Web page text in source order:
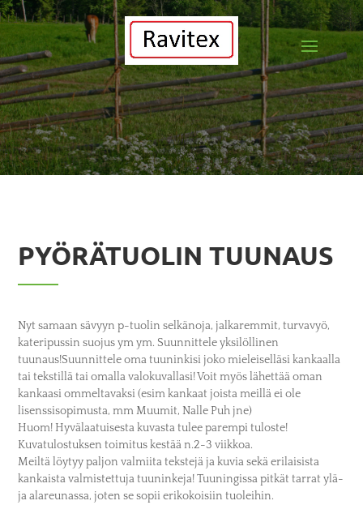
PYÖRÄTUOLIN TUUNAUS
Nyt samaan sävyyn p-tuolin selkänoja, jalkaremmit, turvavyö,
kateripussin suojus ym ym. Suunnittele yksilöllinen
tuunaus!Suunnittele oma tuuninkisi joko mieleiselläsi kankaalla
tai tekstillä tai omalla valokuvallasi! Voit myös lähettää oman
kankaasi ommeltavaksi (esim kankaat joista meillä ei ole
lisenssisopimusta, mm Muumit, Nalle Puh jne)
Huom! Hyvälaatuisesta kuvasta tulee parempi tuloste!
Kuvatulostuksen toimitus kestää n.2-3 viikkoa.
Meiltä löytyy paljon valmiita tekstejä ja kuvia sekä erilaisista
kankaista valmistettuja tuuninkeja! Tuuningissa pitkät tarrat ylä-
ja alareunassa, joten se sopii erikokoisiin tuoleihin.